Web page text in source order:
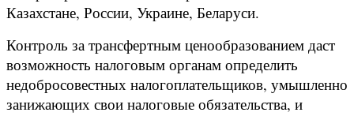
Казахстане, России, Украине, Беларуси.
Контроль за трансфертным ценообразованием даст
возможность налоговым органам определить
недобросовестных налогоплательщиков, умышленно
занижающих свои налоговые обязательства, и